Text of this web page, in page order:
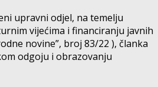
upravni odjel, na temelju
vijećima i financiranju javnih
novine”, broj 83/22 ), članka
odgoju i obrazovanju